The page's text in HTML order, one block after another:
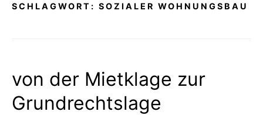
SCHLAGWORT: SOZIALER WOHNUNGSBAU
von der Mietklage zur
Grundrechtslage